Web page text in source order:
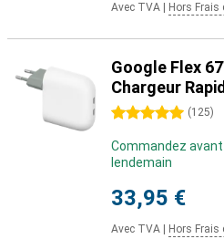
Avec TVA Hors Frais
Google Flex
Chargeur
5 étoiles (125)
Commandez
lendemain
33,95 €
Avec TVA Hors Frais